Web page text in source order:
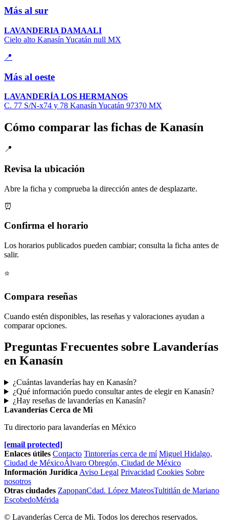
Más al sur
LAVANDERIA DAMAALI
Cielo alto Kanasín Yucatán null MX
📍
Más al oeste
LAVANDERÍA LOS HERMANOS
C. 77 S/N-x74 y 78 Kanasín Yucatán 97370 MX
Cómo comparar las fichas de Kanasín
📍
Revisa la ubicación
Abre la ficha y comprueba la dirección antes de desplazarte.
⏰
Confirma el horario
Los horarios publicados pueden cambiar; consulta la ficha antes de
salir.
⭐
Compara reseñas
Cuando estén disponibles, las reseñas y valoraciones ayudan a
comparar opciones.
Preguntas Frecuentes sobre Lavanderías
en Kanasín
¿Cuántas lavanderías hay en Kanasín?
¿Qué información puedo consultar antes de elegir en Kanasín?
¿Hay reseñas de lavanderías en Kanasín?
Lavanderías Cerca de Mi
Tu directorio para lavanderías en México
[email protected]
Enlaces útiles Contacto Tintorerías cerca de mí Miguel Hidalgo,
Ciudad de MéxicoÁlvaro Obregón, Ciudad de México
Información Jurídica Aviso Legal Privacidad Cookies Sobre
nosotros
Otras ciudades ZapopanCdad. López MateosTultitlán de Mariano
EscobedoMérida
© Lavanderías Cerca de Mi. Todos los derechos reservados.